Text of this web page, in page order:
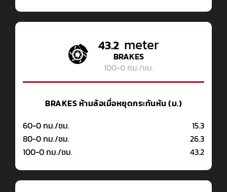
43.2 meter
BRAKES
100-0 กม./ชม.
BRAKESห้ามล้อเมื่อหยุดกระทันหัน (ม.)
60-0 กม./ชม.
15.3
80-0 กม./ชม.
26.3
100-0 กม./ชม.
43.2